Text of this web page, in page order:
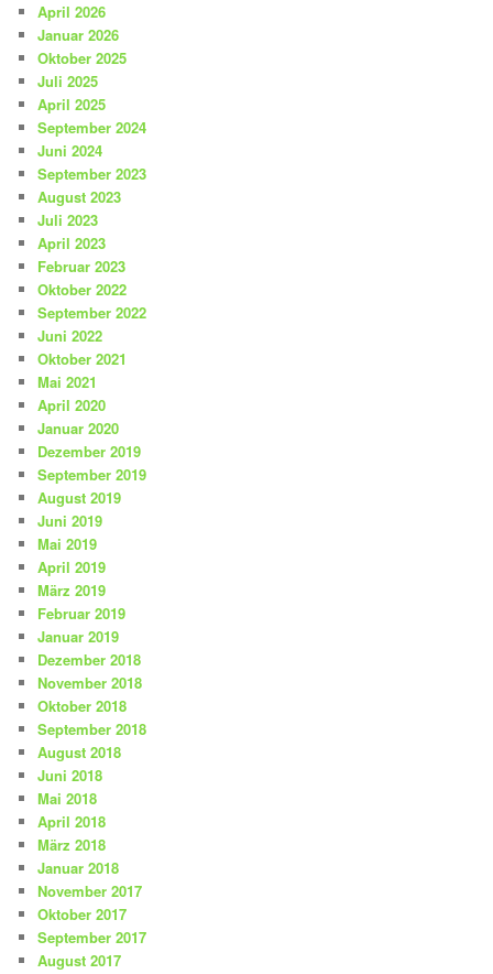
April 2026
Januar 2026
Oktober 2025
Juli 2025
April 2025
September 2024
Juni 2024
September 2023
August 2023
Juli 2023
April 2023
Februar 2023
Oktober 2022
September 2022
Juni 2022
Oktober 2021
Mai 2021
April 2020
Januar 2020
Dezember 2019
September 2019
August 2019
Juni 2019
Mai 2019
April 2019
März 2019
Februar 2019
Januar 2019
Dezember 2018
November 2018
Oktober 2018
September 2018
August 2018
Juni 2018
Mai 2018
April 2018
März 2018
Januar 2018
November 2017
Oktober 2017
September 2017
August 2017